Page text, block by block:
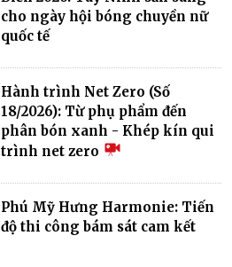
cho ngày hội bóng chuyền nữ
quốc tế
Hành trình Net Zero (Số
18/2026): Từ phụ phẩm đến
phân bón xanh - Khép kín qui
trình net zero
Phú Mỹ Hưng Harmonie: Tiến
độ thi công bám sát cam kết